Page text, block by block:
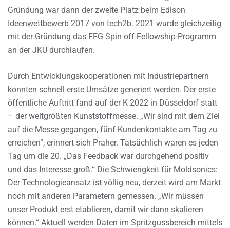
Gründung war dann der zweite Platz beim Edison
Ideenwettbewerb 2017 von tech2b. 2021 wurde gleichzeitig
mit der Gründung das FFG-Spin-off-Fellowship-Programm
an der JKU durchlaufen.
Durch Entwicklungskooperationen mit Industriepartnern
konnten schnell erste Umsätze generiert werden. Der erste
öffentliche Auftritt fand auf der K 2022 in Düsseldorf statt
– der weltgrößten Kunststoffmesse. „Wir sind mit dem Ziel
auf die Messe gegangen, fünf Kundenkontakte am Tag zu
erreichen“, erinnert sich Praher. Tatsächlich waren es jeden
Tag um die 20. „Das Feedback war durchgehend positiv
und das Interesse groß.“ Die Schwierigkeit für Moldsonics:
Der Technologieansatz ist völlig neu, derzeit wird am Markt
noch mit anderen Parametern gemessen. „Wir müssen
unser Produkt erst etablieren, damit wir dann skalieren
können.“ Aktuell werden Daten im Spritzgussbereich mittels